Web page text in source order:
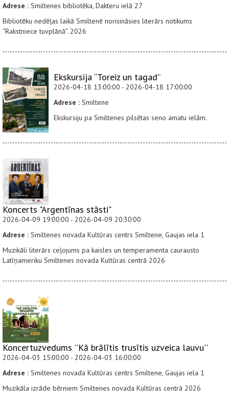
Adrese : Smiltenes bibliotēka, Dakteru ielā 27
Bibliotēku nedēļas laikā Smiltenē norisināsies literārs notikums
“Rakstniece tuvplānā”. 2026
Ekskursija “Toreiz un tagad”
2026-04-18 13:00:00 - 2026-04-18 17:00:00
Adrese : Smiltene
Ekskursiju pa Smiltenes pilsētas seno amatu ielām.
Koncerts "Argentīnas stāsti"
2026-04-09 19:00:00 - 2026-04-09 20:30:00
Adrese : Smiltenes novada Kultūras centrs Smiltene, Gaujas iela 1
Muzikāli literārs ceļojums pa kaisles un temperamenta caurausto
Latīņameriku Smiltenes novada Kultūras centrā 2026
Koncertuzvedums ''Kā brālītis trusītis uzveica lauvu''
2026-04-03 15:00:00 - 2026-04-03 16:00:00
Adrese : Smiltenes novada Kultūras centrs Smiltene, Gaujas iela 1
Muzikāla izrāde bērniem Smiltenes novada Kultūras centrā 2026